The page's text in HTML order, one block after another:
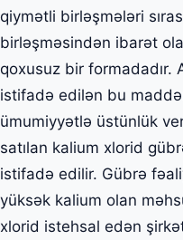
qiymətli birləşmələri
birləşməsindən ibarət
qoxusuz bir formadadır.
istifadə edilən bu
ümumiyyətlə üstünlük
satılan kalium xlorid
istifadə edilir. Gübrə
yüksək kalium olan
xlorid istehsal edən